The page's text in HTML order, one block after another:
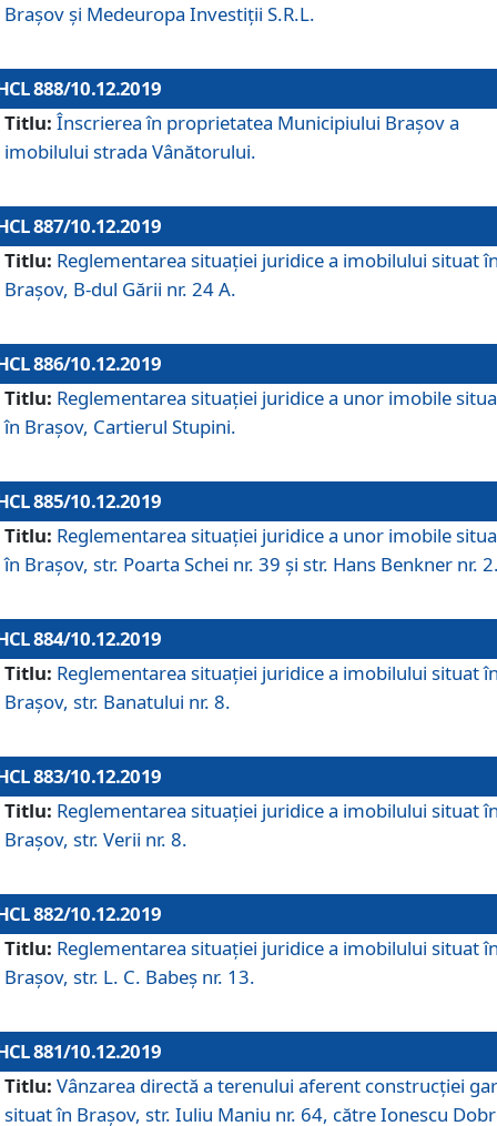
Brașov și Medeuropa Investiții S.R.L.
888/10.12.2019
Titlu: Înscrierea în proprietatea Municipiului Braşov a
imobilului strada Vânătorului.
887/10.12.2019
Titlu: Reglementarea situației juridice a imobilului situat
Brașov, B-dul Gării nr. 24 A.
886/10.12.2019
Titlu: Reglementarea situaţiei juridice a unor imobile
în Braşov, Cartierul Stupini.
885/10.12.2019
Titlu: Reglementarea situației juridice a unor imobile
în Brașov, str. Poarta Schei nr. 39 și str. Hans Benkner nr.
884/10.12.2019
Titlu: Reglementarea situației juridice a imobilului situat
Brașov, str. Banatului nr. 8.
883/10.12.2019
Titlu: Reglementarea situației juridice a imobilului situat
Brașov, str. Verii nr. 8.
882/10.12.2019
Titlu: Reglementarea situației juridice a imobilului situat
Brașov, str. L. C. Babeș nr. 13.
881/10.12.2019
Titlu: Vânzarea directă a terenului aferent construcției
situat în Brașov, str. Iuliu Maniu nr. 64, către Ionescu